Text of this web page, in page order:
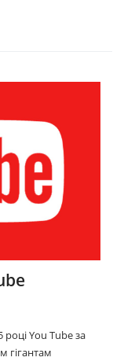
You Tube за
гігантам